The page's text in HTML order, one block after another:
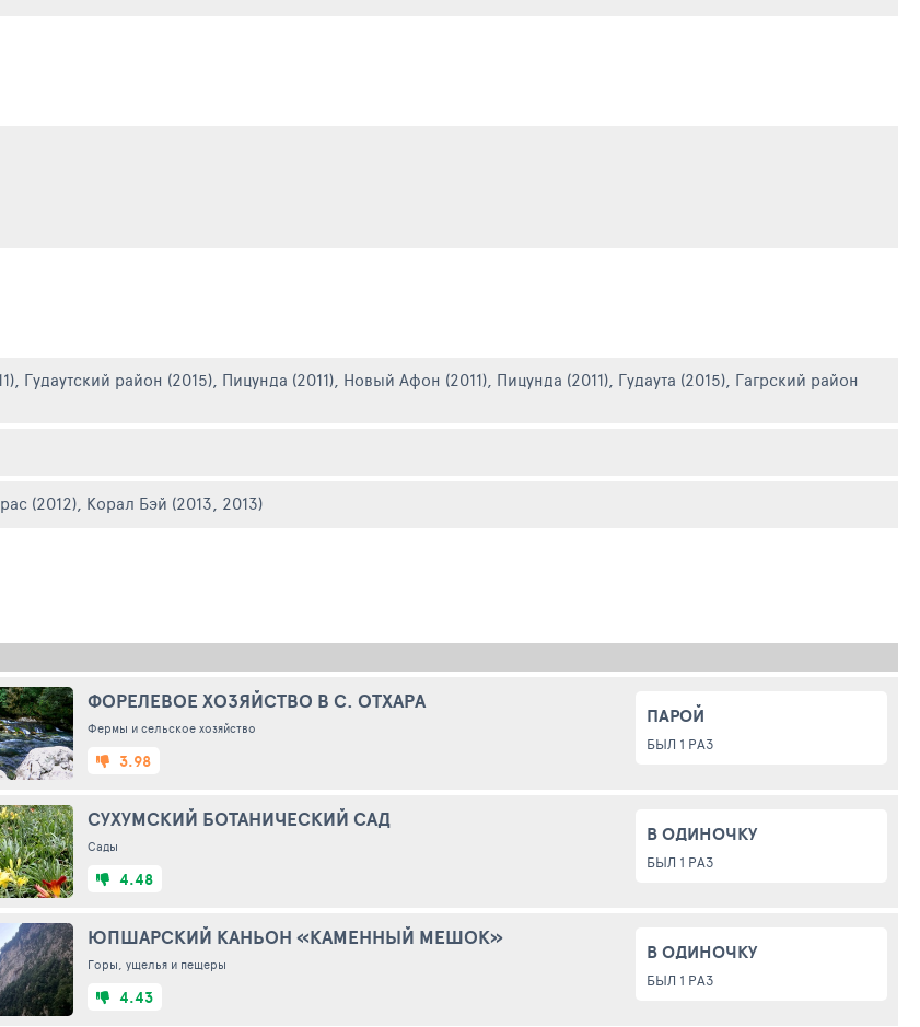
Гудаутский район (2015) Пицунда (2011) Новый Афон (2011) Пицунда (2011) Гудаута (2015) Гагрский район
(2012) Корал Бэй (2013, 2013)
ФОРЕЛЕВОЕ ХОЗЯЙСТВО В С. ОТХАРА
Фермы и сельское хозяйство
3.98
ПАРОЙ
БЫЛ 1 РАЗ
СУХУМСКИЙ БОТАНИЧЕСКИЙ САД
Сады
4.48
В ОДИНОЧКУ
БЫЛ 1 РАЗ
ЮПШАРСКИЙ КАНЬОН «КАМЕННЫЙ МЕШОК»
Горы, ущелья и пещеры
4.43
В ОДИНОЧКУ
БЫЛ 1 РАЗ